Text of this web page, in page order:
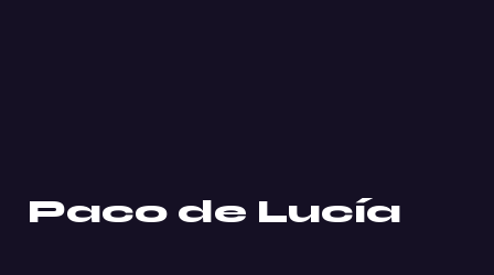
Paco de Lucía